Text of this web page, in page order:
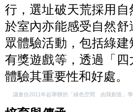
行，選址破天荒採用
於室內亦能感受自然
眾體驗活動，包括綠
有獎遊戲等，透過「
體驗其重要性和好處。
議會自2011年起舉辦的「綠色空間 由我創造」